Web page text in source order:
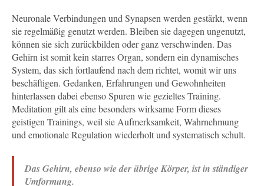
Neuronale Verbindungen und Synapsen werden gestärkt, wenn
sie regelmäßig genutzt werden. Bleiben sie dagegen ungenutzt,
können sie sich zurückbilden oder ganz verschwinden. Das
Gehirn ist somit kein starres Organ, sondern ein dynamisches
System, das sich fortlaufend nach dem richtet, womit wir uns
beschäftigen. Gedanken, Erfahrungen und Gewohnheiten
hinterlassen dabei ebenso Spuren wie gezieltes Training.
Meditation gilt als eine besonders wirksame Form dieses
geistigen Trainings, weil sie Aufmerksamkeit, Wahrnehmung
und emotionale Regulation wiederholt und systematisch schult.
Das Gehirn, ebenso wie der übrige Körper, ist in ständiger
Umformung.